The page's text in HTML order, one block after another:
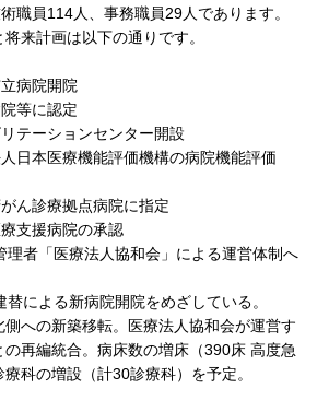
職員114人、事務職員29人であります。
来計画は以下の通りです。
病院開院
等に認定
テーションセンター開設
日本医療機能評価機構の病院機能評価
ん診療拠点病院に指定
支援病院の承認
者「医療法人協和会」による運営体制へ
替による新病院開院をめざしている。
への新築移転。医療法人協和会が運営す
の再編統合。病床数の増床（390床 高度急
療科の増設（計30診療科）を予定。